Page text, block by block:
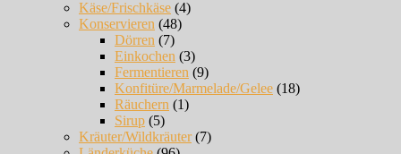
Käse/Frischkäse (4)
Konservieren (48)
Dörren (7)
Einkochen (3)
Fermentieren (9)
Konfitüre/Marmelade/Gelee (18)
Räuchern (1)
Sirup (5)
Kräuter/Wildkräuter(7)